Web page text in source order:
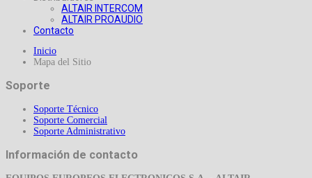
ALTAIR INTERCOM
ALTAIR PROAUDIO
Contacto
Inicio
Mapa del Sitio
Soporte
Soporte Técnico
Soporte Comercial
Soporte Administrativo
Información de contacto